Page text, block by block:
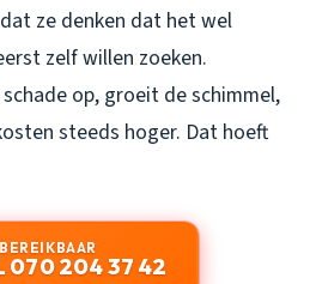
ze denken dat het wel
zelf willen zoeken.
op, groeit de schimmel,
steeds hoger. Dat hoeft
070 204 37 42